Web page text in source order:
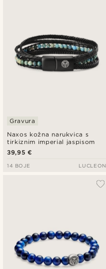
Naxos kožna narukvica s
tirkiznim imperial jaspisom
Gravura
39,95 €
14 BOJE LUCLEON